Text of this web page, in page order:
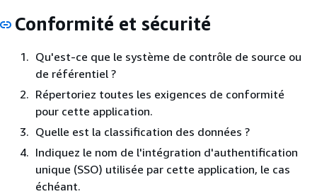
Conformité et sécurité
Qu'est-ce que le système de contrôle de source ou
de référentiel ?
Répertoriez toutes les exigences de conformité
pour cette application.
Quelle est la classification des données ?
Indiquez le nom de l'intégration d'authentification
unique (SSO) utilisée par cette application, le cas
échéant.